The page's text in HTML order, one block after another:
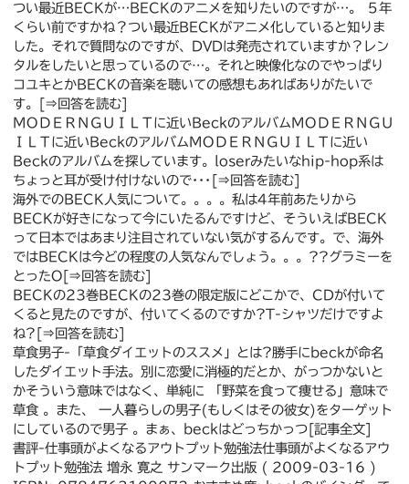
つい最近BECKが…BECKのアニメを知りたいのですが…。 ５年
くらい前ですかね？つい最近BECKがアニメ化していると知りま
した。それで質問なのですが、DVDは発売されていますか？レン
タルをしたいと思っているので…。それと映像化なのでやっぱり
コユキとかBECKの音楽を聴いての感想もあればありがたいで
す。[⇒回答を読む]
ＭＯＤＥＲＮＧＵＩＬＴに近いBeckのアルバムＭＯＤＥＲＮＧＵ
ＩＬＴに近いBeckのアルバムＭＯＤＥＲＮＧＵＩＬＴに近い
Beckのアルバムを探しています。loserみたいなhip-hop系は
ちょっと耳が受け付けないので･･･[⇒回答を読む]
海外でのBECK人気について。。。。私は4年前あたりから
BECKが好きになって今にいたるんですけど、そういえばBECK
って日本ではあまり注目されていない気がするんです。で、海外
ではBECKは今どの程度の人気なんでしょう。。。??グラミーを
とったO[⇒回答を読む]
BECKの23巻BECKの23巻の限定版にどこかで、CDが付いて
くると見たのですが、付いてくるのですか?T-シャツだけですよ
ね?[⇒回答を読む]
草食男子-「草食ダイエットのススメ」とは?勝手にbeckが命名
したダイエット手法。別に恋愛に消極的だとか、がっつかないと
かそういう意味ではなく、単純に 「野菜を食って痩せる」意味で
草食 。また、 一人暮らしの男子(もしくはその彼女)をターゲット
にしているので男子 。まぁ、beckはどっちかっつ[記事全文]
書評-仕事頭がよくなるアウトプット勉強法仕事頭がよくなるアウ
トプット勉強法 増永 寛之 サンマーク出版 ( 2009-03-16 )